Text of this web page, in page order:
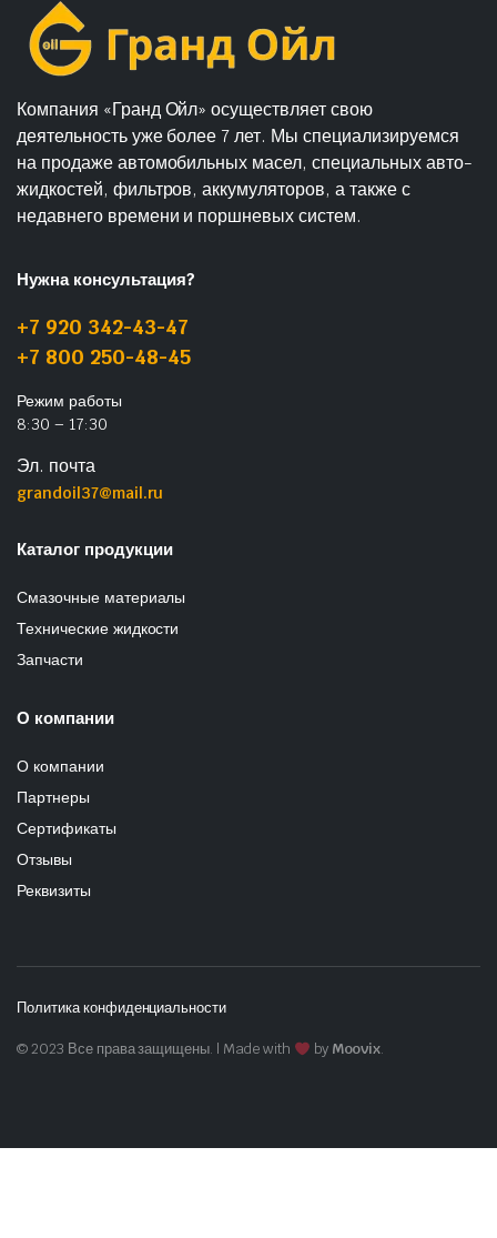
Компания «Гранд Ойл» осуществляет свою
деятельность уже более 7 лет. Мы специализируемся
на продаже автомобильных масел, специальных авто-
жидкостей, фильтров, аккумуляторов, а также с
недавнего времени и поршневых систем.
Нужна консультация?
+7 920 342-43-47
+7 800 250-48-45
Режим работы
8:30 – 17:30
Эл. почта
grandoil37@mail.ru
Каталог продукции
Смазочные материалы
Технические жидкости
Запчасти
О компании
О компании
Партнеры
Сертификаты
Отзывы
Реквизиты
Политика конфиденциальности
© 2023 Все права защищены. | Made with by Moovix.